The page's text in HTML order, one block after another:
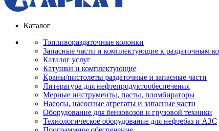
Каталог
Топливораздаточные колонки
Запасные части и комплектующие к раздаточным
Каталог услуг
Катушки и комплектующие
Краны/пистолеты раздаточные и запасные части
Литература для нефтепродуктообеспечения
Мерные инструменты, пасты, пломбираторы
Насосы, насосные агрегаты и запасные части
Оборудование для бензовозов и грузовой техники
Технологическое оборудование для нефтебаз и АЗС